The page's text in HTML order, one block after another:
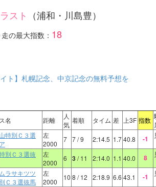
スト （浦和・川島豊）
の最大指数： 18
ト】札幌記念、中京記念の無料予想を
名 距離
人
気
着順 タイム 差 上3F 指数
特別Ｃ３選
左
2000
7 7/ 9 2:14.5 1.740.8 -1
別Ｃ３選抜
左
2000
6 3/ 11 2:14.0 1.1 40.0 8
ラサキツツ
Ｃ３選抜馬
左
2000
10 8 / 12 2:18.9 6.6 43.1 -1